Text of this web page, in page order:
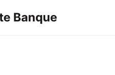
Banque